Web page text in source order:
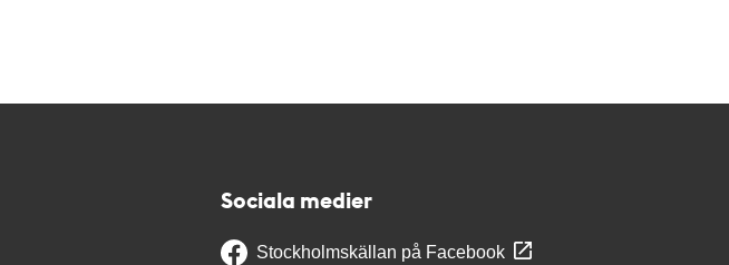
Sociala medier
Stockholmskällan på Facebook